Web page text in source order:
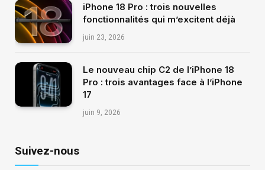
iPhone 18 Pro : trois nouvelles
fonctionnalités qui m’excitent déjà
juin 23, 2026
Le nouveau chip C2 de l’iPhone 18
Pro : trois avantages face à l’iPhone
17
juin 9, 2026
Suivez-nous